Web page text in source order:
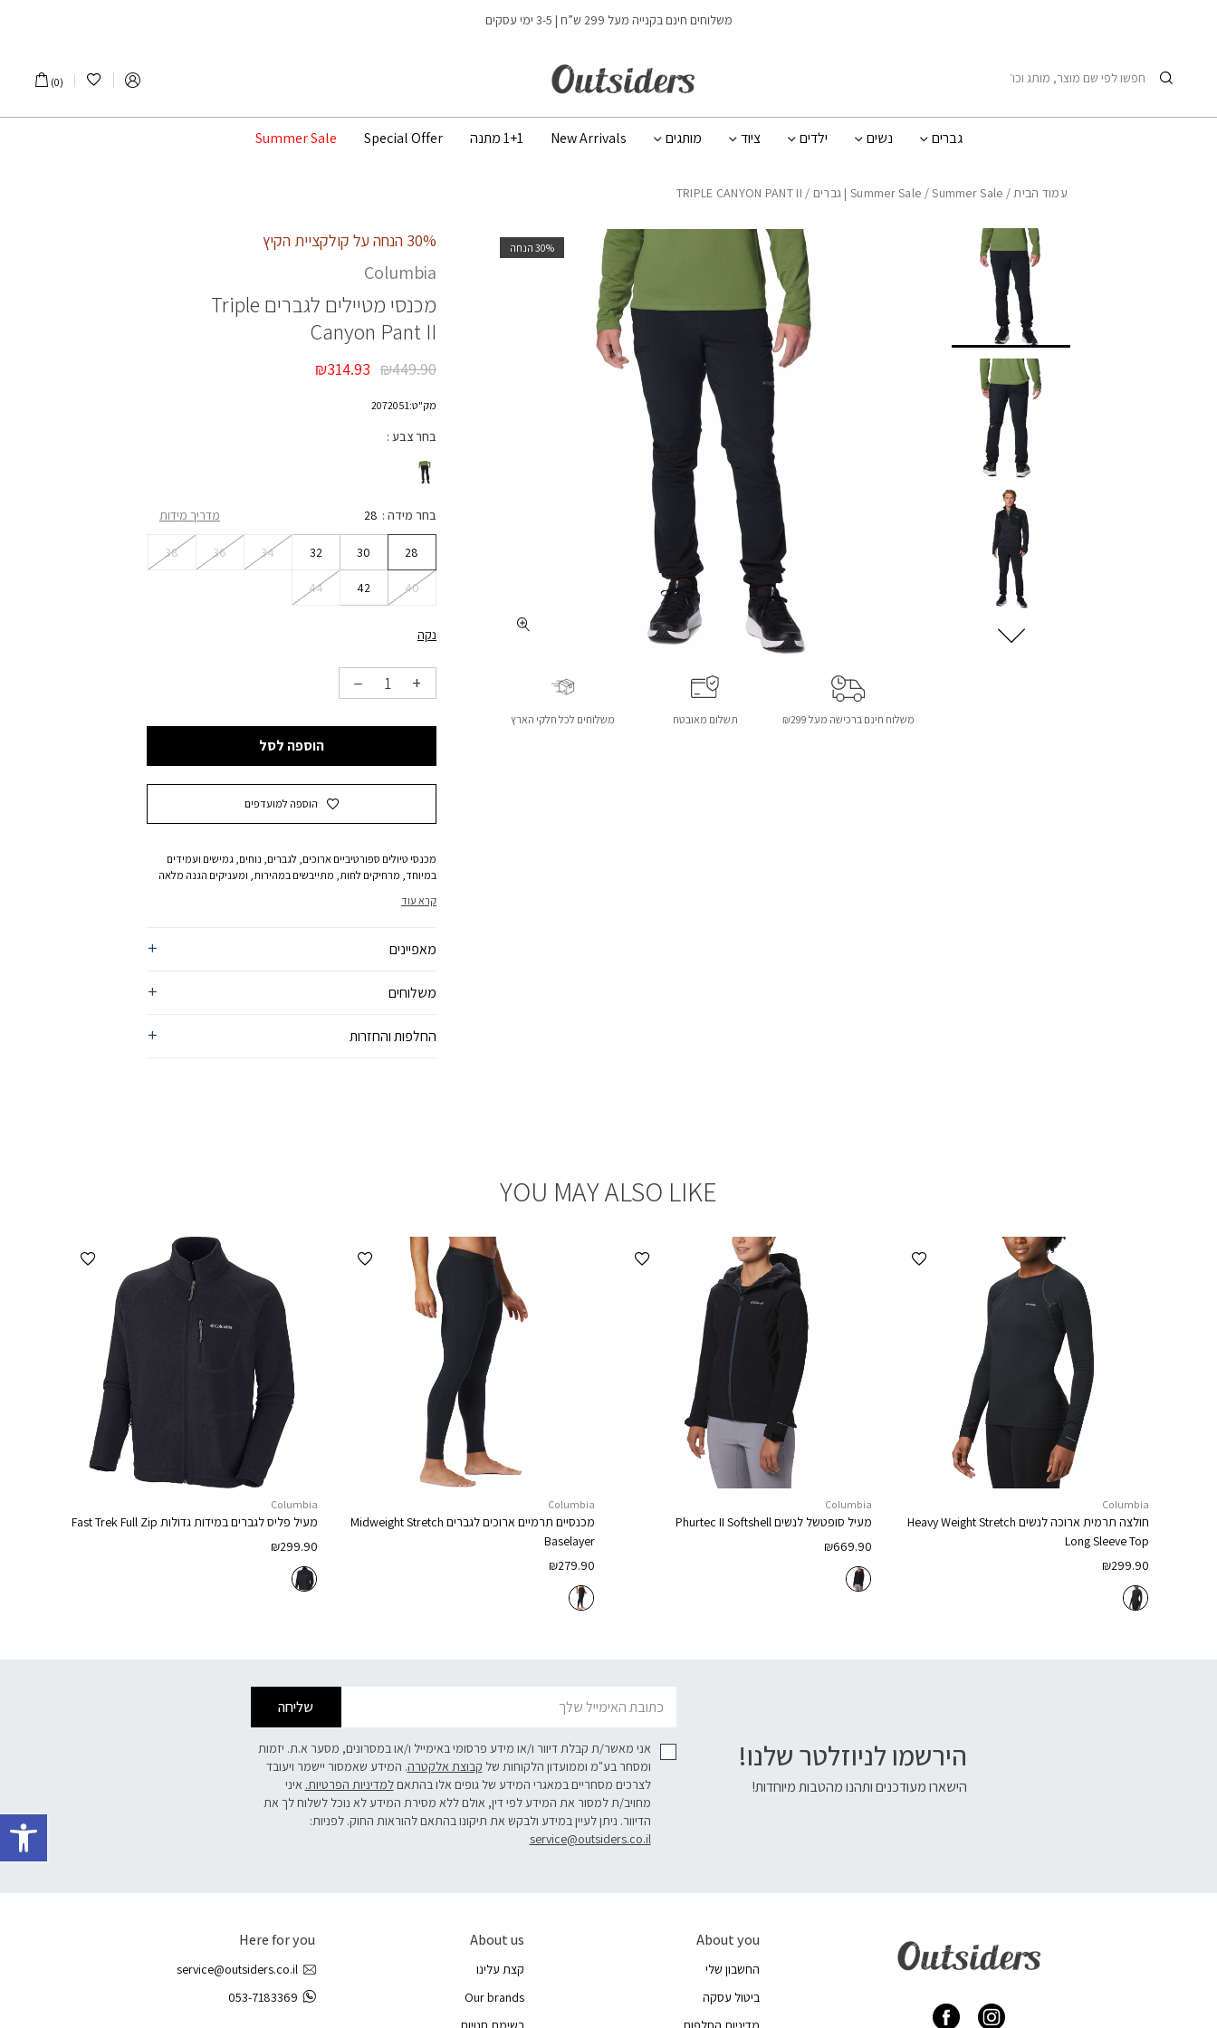
משלוחים חינם בקנייה מעל 299 ש”ח | 3-5 ימי עסקים
הרשימה שלי
0
חיפוש
גברים נשים ילדים ציוד מותגים New Arrivals 1+1 מתנה Special Offer
Summer Sale
עמוד הבית/
Summer Sale /Summer Sale | גברים / TRIPLE CANYON PANT II
Columbia
מכנסי מטיילים לגברים Triple
Canyon Pant II
₪449.90
₪314.93
מק"ט:2072051
30% הנחה על קולקציית הקיץ
בחר צבע
בחר מידה מדריך מידות 28
28
30
32
34
36
38
40
42
44
נקה
הוספה לסל
הוספה למועדפים
מכנסי טיולים ספורטיביים ארוכים, לגברים, נוחים, גמישים ועמידים
במיוחד, מרחיקים לחות, מתייבשים במהירות, ומעניקים הגנה מלאה
קרא עוד
מאפיינים
משלוחים
החלפות והחזרות
‫30% הנחה
משלוח חינם ברכישה מעל ₪299 תשלום מאובטח משלוחים לכל חלקי הארץ
YOU MAY ALSO LIKE
הוספה למועדפים
Columbia
חולצה תרמית ארוכה לנשים Heavy Weight Stretch
Long Sleeve Top
₪299.90
הוספה למועדפים
Columbia
מעיל סופטשל לנשיםPhurtec II Softshell
₪669.90
הוספה למועדפים
Columbia
מכנסיים תרמיים ארוכים לגברים Midweight Stretch
Baselayer
₪279.90
הוספה למועדפים
Columbia
מעיל פליס לגברים במידות גדולות Fast Trek Full Zip
₪299.90
הירשמו לניוזלטר שלנו!
הישארו מעודכנים ותהנו מהטבות מיוחדות!
שליחה
אני מאשר/ת קבלת דיוור ו/או מידע פרסומי באימייל ו/או במסרונים, מסער א.ת. יזמות
ומסחר בע"מ וממועדון הלקוחות של קבוצת אלקטרה. המידע שאמסור יישמר ויעובד
לצרכים מסחריים במאגרי המידע של גופים אלו בהתאםלמדיניות הפרטיות. איני
מחויב/ת למסור את המידע לפי דין, אולם ללא מסירת המידע לא נוכל לשלוח לך את
הדיוור. ניתן לעיין במידע ולבקש את תיקונו בהתאם להוראות החוק. לפניות:
service@outsiders.co.il
About you
החשבון שלי
ביטול עסקה
About us
קצת עלינו
Our brands
Here for you
service@outsiders.co.il
053-7183369